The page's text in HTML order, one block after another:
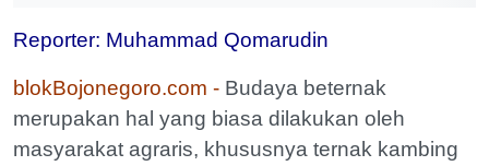
Reporter: Muhammad Qomarudin
blokBojonegoro.com - Budaya beternak
merupakan hal yang biasa dilakukan oleh
masyarakat agraris, khususnya ternak kambing